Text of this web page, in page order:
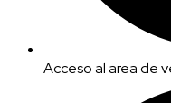
Acceso al area de